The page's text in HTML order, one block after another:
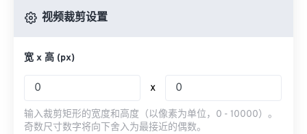
视频裁剪设置
宽 x 高 (px)
x
输入裁剪矩形的宽度和高度（以像素为单位，0 - 10000）。
奇数尺寸数字将向下舍入为最接近的偶数。